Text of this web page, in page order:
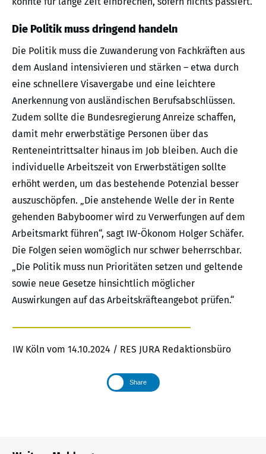
Die Politik muss dringend handeln
Die Politik muss die Zuwanderung von Fachkräften aus
dem Ausland intensivieren und stärken – etwa durch
eine schnellere Visavergabe und eine leichtere
Anerkennung von ausländischen Berufsabschlüssen.
Zudem sollte die Bundesregierung Anreize schaffen,
damit mehr erwerbstätige Personen über das
Renteneintrittsalter hinaus im Job bleiben. Auch die
individuelle Arbeitszeit von Erwerbstätigen sollte
erhöht werden, um das bestehende Potenzial besser
auszuschöpfen. „Die anstehende Welle der in Rente
gehenden Babyboomer wird zu Verwerfungen auf dem
Arbeitsmarkt führen“, sagt IW-Ökonom Holger Schäfer.
Die Folgen seien womöglich nur schwer beherrschbar.
„Die Politik muss nun Prioritäten setzen und geltende
sowie neue Gesetze hinsichtlich möglicher
Auswirkungen auf das Arbeitskräfteangebot prüfen.“
IW Köln vom 14.10.2024 / RES JURA Redaktionsbüro
Share